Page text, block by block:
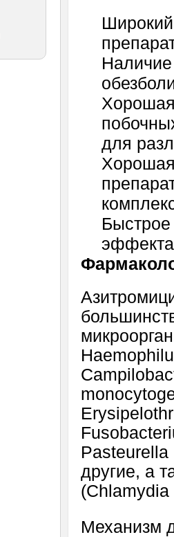
Широкий
Хорошая
для
Быстрое
другие, а
Механизм